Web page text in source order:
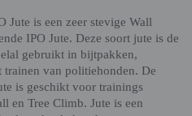
Jute is een zeer stevige Wall
IPO Jute. Deze soort jute is de
gebruikt in bijtpakken,
van politiehonden. De
is geschikt voor trainings
en Tree Climb. Jute is een